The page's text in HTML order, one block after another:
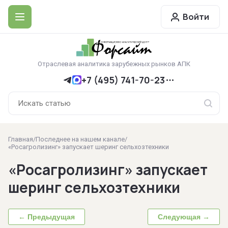
Войти
Отраслевая аналитика зарубежных рынков АПК
+7 (495) 741-70-23
Главная/Последнее на нашем канале/
«Росагролизинг» запускает шеринг сельхозтехники
«Росагролизинг» запускает
шеринг сельхозтехники
← Предыдущая Следующая →